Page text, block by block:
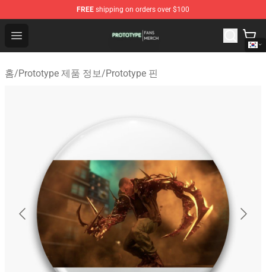
FREE shipping on orders over $100
Open menu
Prototype Shop - Official Prototype Merchandise Store
홈/Prototype 제품 정보/Prototype 핀